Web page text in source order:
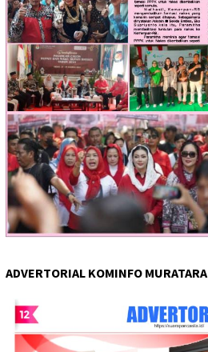
ADVERTORIAL KOMINFO MURATARA